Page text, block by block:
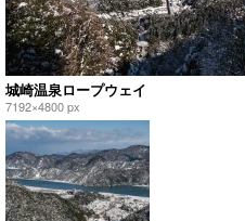
城崎温泉ロープウェイ
7192×4800 px